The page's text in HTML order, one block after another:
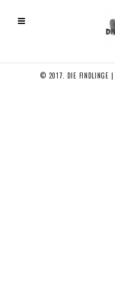
© 2017. DIE FINDLINGE |